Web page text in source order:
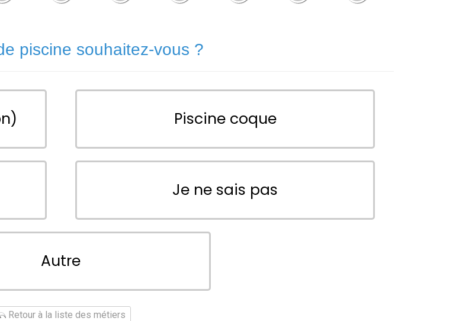
piscine souhaitez-vous ?
Piscine coque
Je ne sais pas
Autre
Retour à la liste des métiers